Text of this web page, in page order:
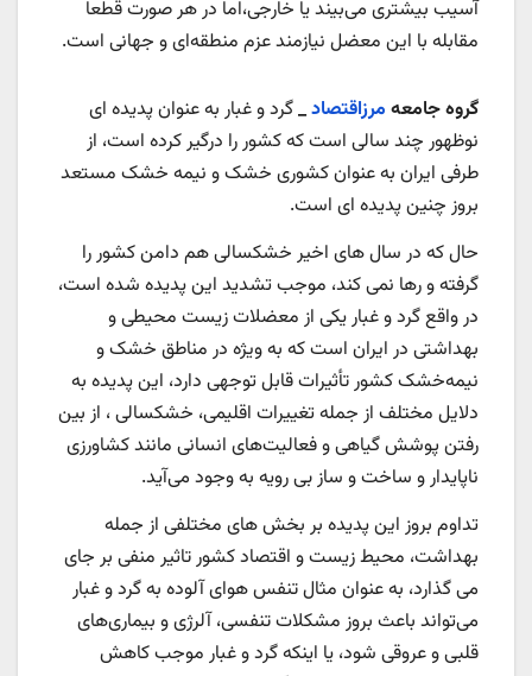
آسیب بیشتری می‌بیند یا خارجی،اما در هر صورت قطعا
مقابله با این معضل نیازمند عزم منطقه‌ای و جهانی است.
گروه جامعه مرزاقتصاد_گرد و غبار به عنوان پدیده ای
نوظهور چند سالی است که کشور را درگیر کرده است، از
طرفی ایران به عنوان کشوری خشک و نیمه خشک مستعد
بروز چنین پدیده ای است.
حال که در سال های اخیر خشکسالی هم دامن کشور را
گرفته و رها نمی کند، موجب تشدید این پدیده شده است،
در واقع گرد و غبار یکی از معضلات زیست‌ محیطی و
بهداشتی در ایران است که به ویژه در مناطق خشک و
نیمه‌خشک کشور تأثیرات قابل توجهی دارد، این پدیده به
دلایل مختلف از جمله تغییرات اقلیمی، خشکسالی ، از بین
رفتن پوشش گیاهی و فعالیت‌های انسانی مانند کشاورزی
ناپایدار و ساخت و ساز بی رویه به وجود می‌آید.
تداوم بروز این پدیده بر بخش های مختلفی از جمله
بهداشت، محیط زیست و اقتصاد کشور تاثیر منفی بر جای
می گذارد، به عنوان مثال تنفس هوای آلوده به گرد و غبار
می‌تواند باعث بروز مشکلات تنفسی، آلرژی و بیماری‌های
قلبی و عروقی شود، یا اینکه گرد و غبار موجب کاهش